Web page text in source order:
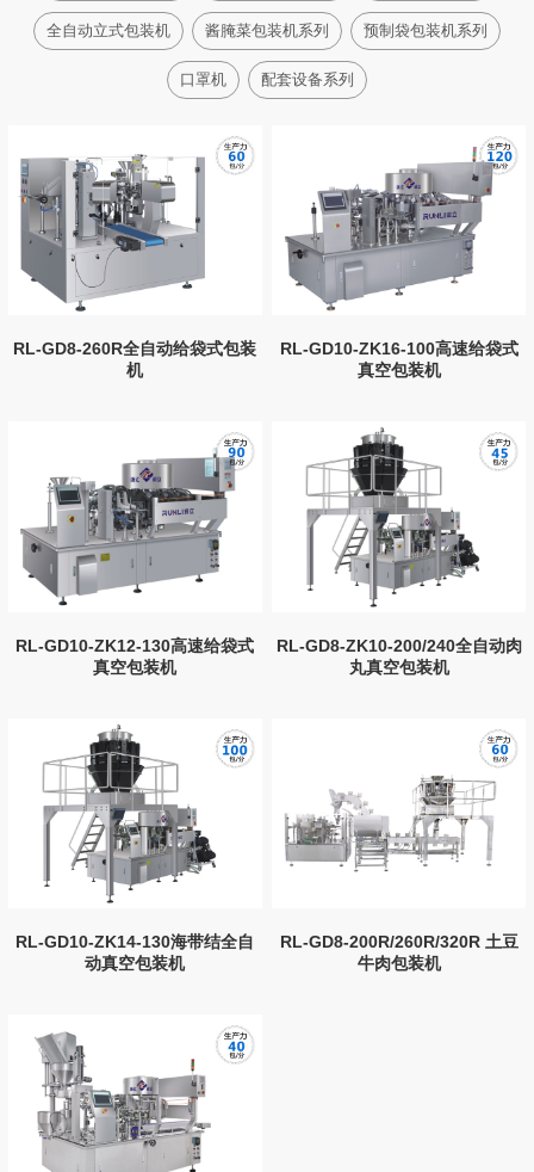
全自动立式包装机 酱腌菜包装机系列 预制袋包装机系列
口罩机 配套设备系列
RL-GD8-260R全自动给袋式包装
机
RL-GD10-ZK16-100高速给袋式
真空包装机
RL-GD10-ZK12-130高速给袋式
真空包装机
RL-GD8-ZK10-200/240全自动肉
丸真空包装机
RL-GD10-ZK14-130海带结全自
动真空包装机
RL-GD8-200R/260R/320R 土豆
牛肉包装机